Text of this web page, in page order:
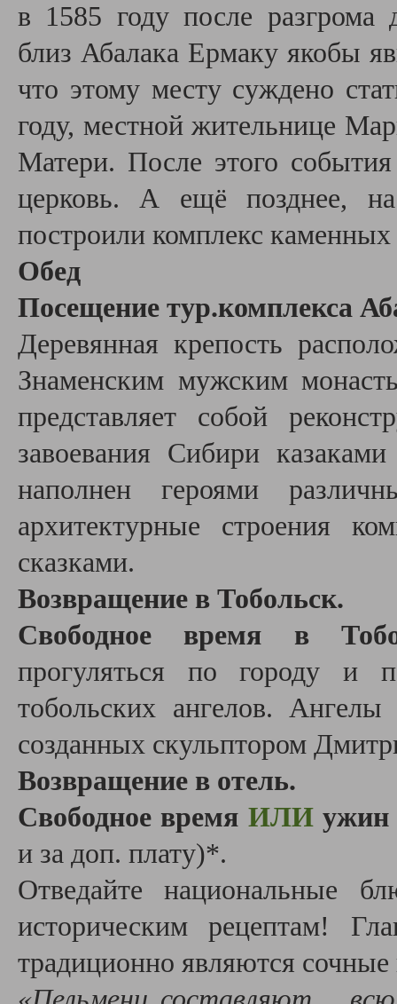
в 1585 году после разгрома
близ Абалака Ермаку якобы
что этому месту суждено
году, местной жительнице
Матери. После этого
церковь. А ещё позднее,
построили комплекс
Обед
Посещение тур.комплекса
Деревянная крепость
Знаменским мужским
представляет собой
завоевания Сибири
наполнен героями
архитектурные строения
сказками.
Возвращение в Тобольск.
Свободное время в
прогуляться по городу и
тобольских ангелов.
созданных скульптором
Возвращение в отель.
Свободное время ИЛИужин
и за доп. плату)*.
Отведайте национальные
историческим рецептам!
традиционно являются